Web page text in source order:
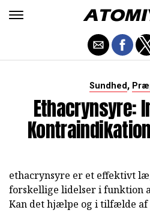
Sundhed,
Ethacrynsyre:
ethacrynsyre er et effektivt
forskellige lidelser i funktion
Kan det hjælpe og i tilfælde